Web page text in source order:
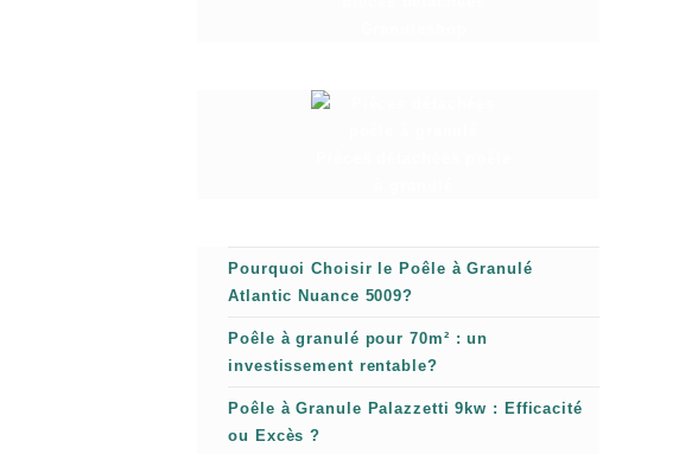
Pourquoi Choisir le Poêle à Granulé
Atlantic Nuance 5009?
Poêle à granulé pour 70m² : un
investissement rentable?
Poêle à Granule Palazzetti 9kw : Efficacité
ou Excès ?